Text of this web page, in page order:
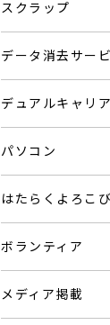
スクラップ
データ消去サー
デュアルキャリ
パソコン
はたらくよろこ
ボランティア
メディア掲載